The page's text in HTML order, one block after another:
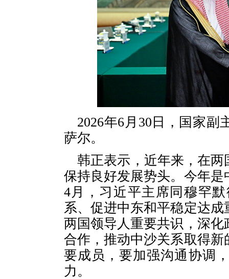
2026年6月30日，国家
萨尔。
韩正表示，近年来，在
保持良好发展势头。今年
4月，习近平主席同穆罕
系、促进中东和平稳定达
两国领导人重要共识，深
合作，推动中沙关系取得
要成员，要加强沟通协调
力。